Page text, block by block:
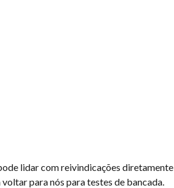
lidar com reivindicações diretamente
para nós para testes de bancada.